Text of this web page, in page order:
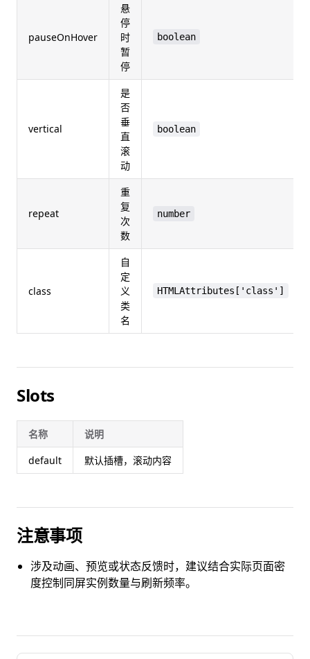
pauseOnHover
悬
停
时
暂
停
boolean
vertical
是
否
垂
直
滚
动
boolean
repeat
重
复
次
数
number
class
自
定
义
类
名
HTMLAttributes['class']
Slots
名称
说明
default
默认插槽，滚动内容
注意事项
涉及动画、预览或状态反馈时，建议结合实际页面密
度控制同屏实例数量与刷新频率。